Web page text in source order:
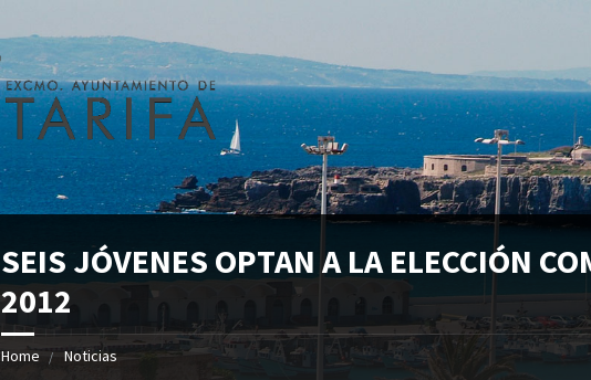
SEIS JÓVENES OPTAN A LA ELECCIÓN
2012
Home Noticias